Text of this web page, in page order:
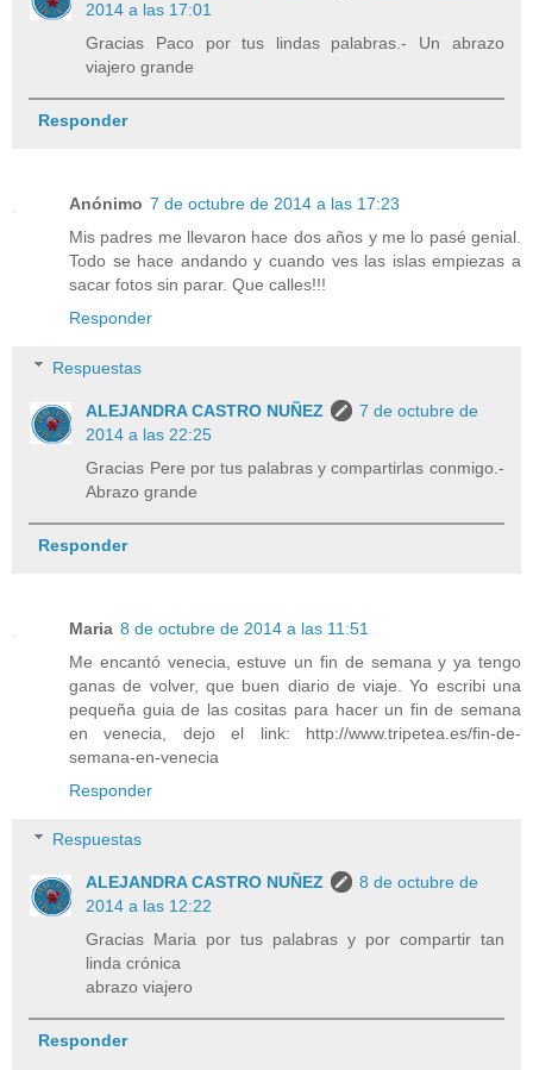
2014 a las 17:01
Gracias Paco por tus lindas palabras.- Un abrazo
viajero grande
Responder
Anónimo 7 de octubre de 2014 a las 17:23
Mis padres me llevaron hace dos años y me lo pasé genial.
Todo se hace andando y cuando ves las islas empiezas a
sacar fotos sin parar. Que calles!!!
Responder
Respuestas
ALEJANDRA CASTRO NUÑEZ
7 de octubre de
2014 a las 22:25
Gracias Pere por tus palabras y compartirlas conmigo.-
Abrazo grande
Responder
Maria 8 de octubre de 2014 a las 11:51
Me encantó venecia, estuve un fin de semana y ya tengo
ganas de volver, que buen diario de viaje. Yo escribi una
pequeña guia de las cositas para hacer un fin de semana
en venecia, dejo el link: http://www.tripetea.es/fin-de-
semana-en-venecia
Responder
Respuestas
ALEJANDRA CASTRO NUÑEZ
8 de octubre de
2014 a las 12:22
Gracias Maria por tus palabras y por compartir tan
linda crónica
abrazo viajero
Responder